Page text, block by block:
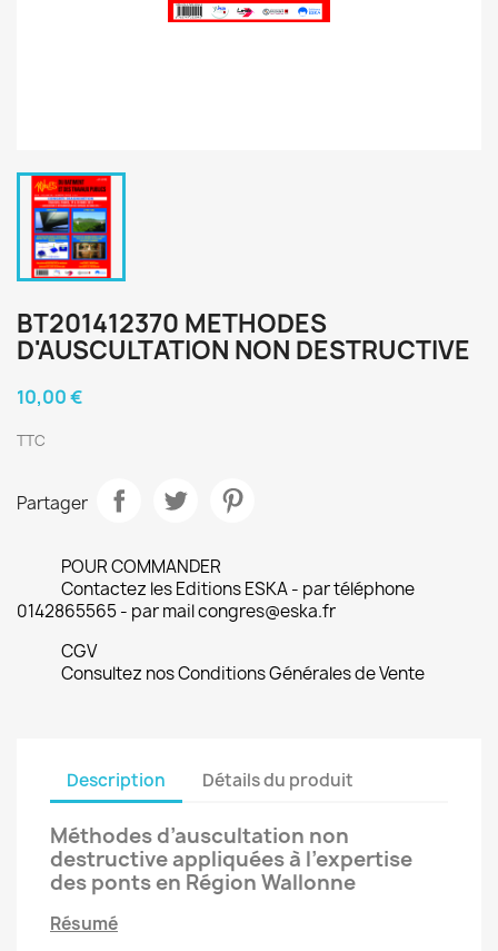
BT201412370 METHODES
D'AUSCULTATION NON DESTRUCTIVE
10,00 €
TTC
Partager
POUR COMMANDER
Contactez les Editions ESKA - par téléphone
0142865565 - par mail congres@eska.fr
CGV
Consultez nos Conditions Générales de Vente
Description Détails du produit
Méthodes d’auscultation non
destructive appliquées à l’expertise
des ponts en Région Wallonne
Résumé